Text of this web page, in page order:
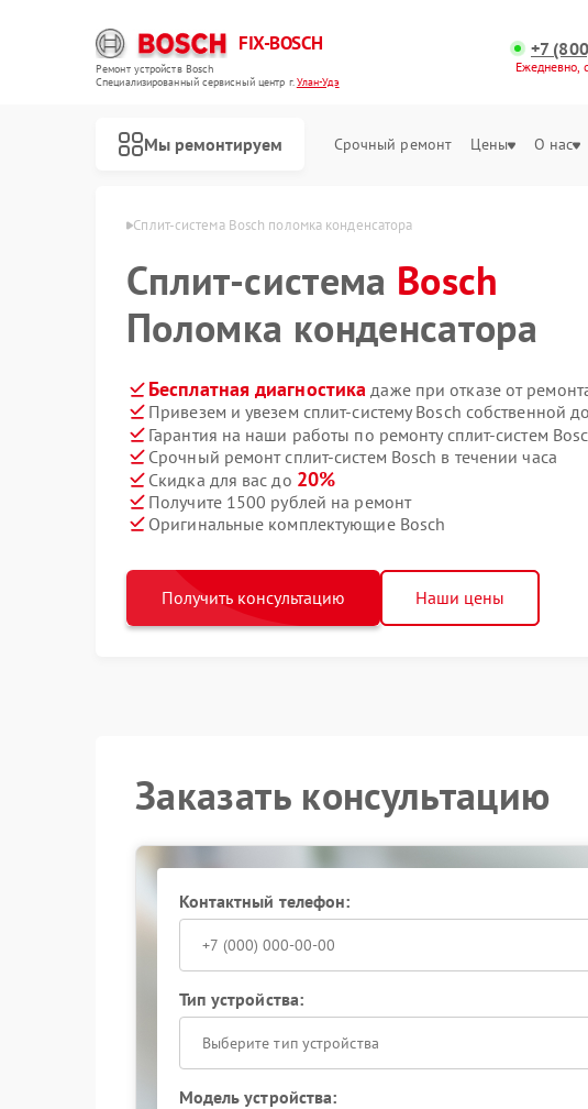
FIX-BOSCH
Ремонт устройств Bosch
Специализированный cервисный центр г.Улан-Удэ
+7
Ежедневно,
Мы ремонтируем Срочный ремонт Цены О нас
Bosch в Улан-Удэ Сплит-система Bosch поломка конденсатора
Сплит-система Bosch
Поломка конденсатора
Бесплатная диагностика даже при отказе от
Привезем и увезем сплит-систему Bosch собственной
Гарантия на наши работы по ремонту сплит-систем
Срочный ремонт сплит-систем Bosch в течении часа
Скидка для вас до 20%
Получите 1500 рублей на ремонт
Оригинальные комплектующие Bosch
Получить консультацию Наши цены
Заказать консультацию
Контактный телефон:
Тип устройства:
Выберите тип устройства
Модель устройства: